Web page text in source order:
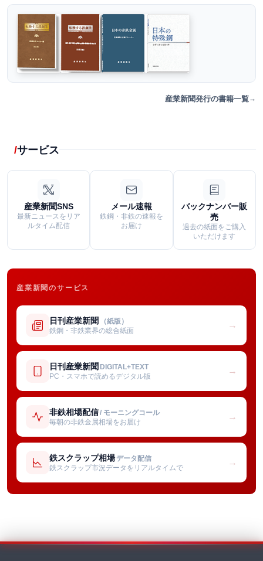
産業新聞発行の書籍一覧
サービス
産業新聞SNS
最新ニュースをリア
ルタイム配信
メール速報
鉄鋼・非鉄の速報を
お届け
バックナンバー販
売
過去の紙面をご購入
いただけます
産業新聞のサービス
日刊産業新聞 （紙版）
鉄鋼・非鉄業界の総合紙面
→
日刊産業新聞 DIGITAL+TEXT
PC・スマホで読めるデジタル版
→
非鉄相場配信/ モーニングコール
毎朝の非鉄金属相場をお届け
→
鉄スクラップ相場 データ配信
鉄スクラップ市況データをリアルタイムで
→